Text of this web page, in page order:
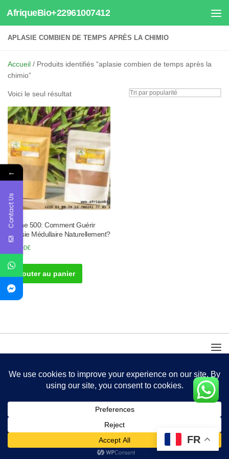
Au dessous du contenu
AfriqueBio+22961007412
APLASIE COMBIEN DE TEMPS APRÈS LA CHIMIO
Accueil / Produits identifiés “aplasie combien de temps après la
chimio”
Voici le seul résultat
Tisane 500: Comment Guérir
Aplasie Médullaire Naturellement?
100.00€
Ajouter au panier
FR
←
Contact Us